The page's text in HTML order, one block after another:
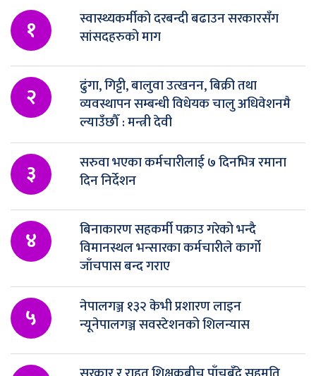
१
स्वास्थ्यकर्मीको दरबन्दी बढाउन सरकारसँग
सांसदहरुको माग
२
ढुंगा, गिट्टी, बालुवा उत्खनन, बिक्री तथा
व्यवस्थापन सम्बन्धी विधेयक चालु अधिवेशनमै
ल्याउँछौँ : मन्त्री देवी
३
सरुवा भएका कर्मचारीलाई ७ दिनभित्र रमाना
दिन निर्देशन
४
बिनाकारण सहकर्मी पक्राउ गरेको भन्दै
विमानस्थल भन्सारका कर्मचारीले कार्गो
जाँचपास बन्द गराए
५
नेपालगञ्ज १३२ केभी प्रशारण लाइन
न्यूनेपालगञ्ज सवस्टेशनको शिलन्यास